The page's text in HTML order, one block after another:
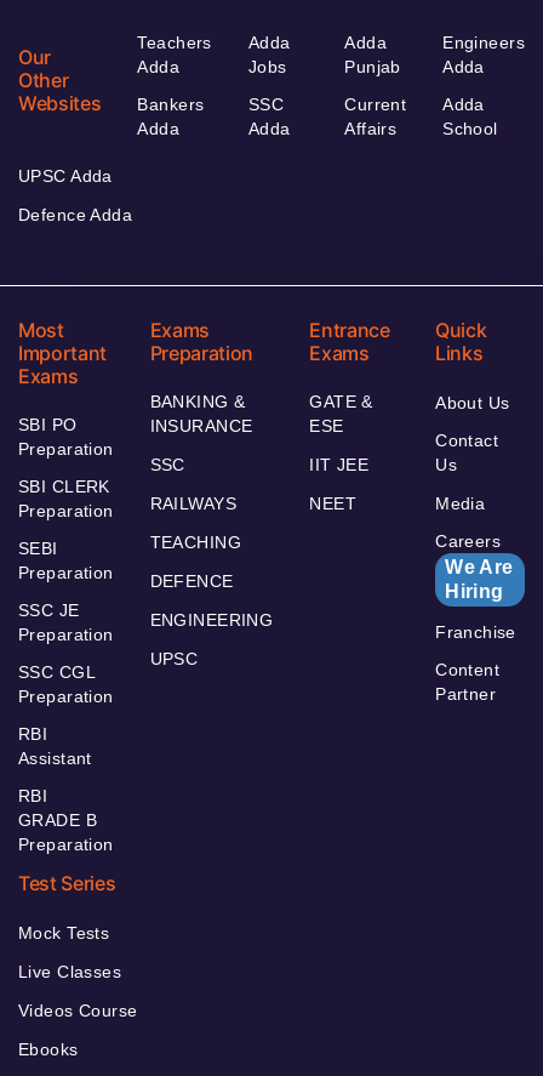
Our
Other
Websites
Teachers
Adda
Bankers
Adda
Adda
Jobs
SSC
Adda
Adda
Punjab
Current
Affairs
Engineers
Adda
Adda
School
UPSC Adda
Defence Adda
Most
Important
Exams
SBI PO
Preparation
SBI CLERK
Preparation
SEBI
Preparation
SSC JE
Preparation
SSC CGL
Preparation
RBI
Assistant
RBI
GRADE B
Preparation
Exams
Preparation
BANKING &
INSURANCE
SSC
RAILWAYS
TEACHING
DEFENCE
ENGINEERING
UPSC
Entrance
Exams
GATE &
ESE
IIT JEE
NEET
Quick
Links
About Us
Contact
Us
Media
Careers
We Are
Hiring
Franchise
Content
Partner
Test Series
Mock Tests
Live Classes
Videos Course
Ebooks